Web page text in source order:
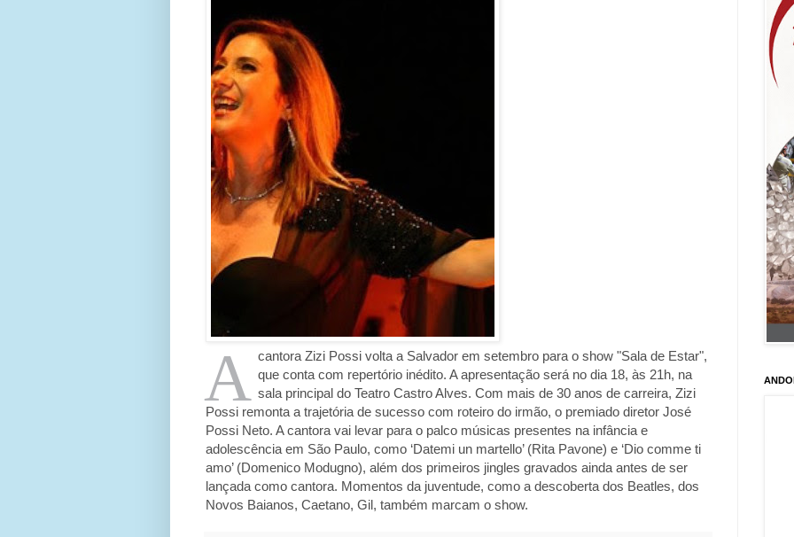
A cantora Zizi Possi volta a Salvador em setembro para o show "Sala de Estar",
que conta com repertório inédito. A apresentação será no dia 18, às 21h, na
sala principal do Teatro Castro Alves. Com mais de 30 anos de carreira, Zizi
Possi remonta a trajetória de sucesso com roteiro do irmão, o premiado diretor José
Possi Neto. A cantora vai levar para o palco músicas presentes na infância e
adolescência em São Paulo, como ‘Datemi un martello’ (Rita Pavone) e ‘Dio comme ti
amo’ (Domenico Modugno), além dos primeiros jingles gravados ainda antes de ser
lançada como cantora. Momentos da juventude, como a descoberta dos Beatles, dos
Novos Baianos, Caetano, Gil, também marcam o show.